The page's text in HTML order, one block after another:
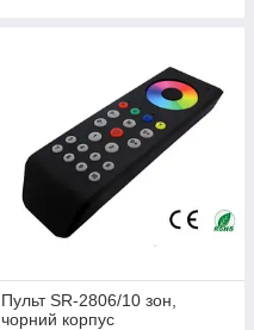
Пульт SR-2806/10 зон,
чорний корпус